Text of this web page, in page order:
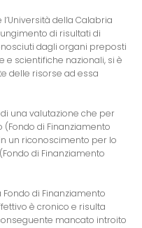
della Calabria
di risultati di
dagli organi preposti
e scientifiche nazionali, si è
delle risorse ad essa
una valutazione che per
(Fondo di Finanziamento
un riconoscimento per lo
di Finanziamento
di Finanziamento
è cronico e risulta
mancato introito